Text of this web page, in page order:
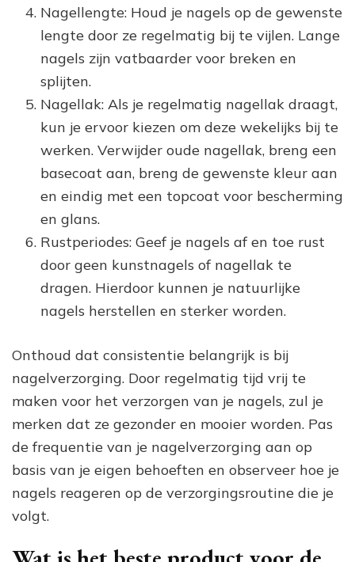
Nagellengte: Houd je nagels op de gewenste
lengte door ze regelmatig bij te vijlen. Lange
nagels zijn vatbaarder voor breken en
splijten.
Nagellak: Als je regelmatig nagellak draagt,
kun je ervoor kiezen om deze wekelijks bij te
werken. Verwijder oude nagellak, breng een
basecoat aan, breng de gewenste kleur aan
en eindig met een topcoat voor bescherming
en glans.
Rustperiodes: Geef je nagels af en toe rust
door geen kunstnagels of nagellak te
dragen. Hierdoor kunnen je natuurlijke
nagels herstellen en sterker worden.
Onthoud dat consistentie belangrijk is bij
nagelverzorging. Door regelmatig tijd vrij te
maken voor het verzorgen van je nagels, zul je
merken dat ze gezonder en mooier worden. Pas
de frequentie van je nagelverzorging aan op
basis van je eigen behoeften en observeer hoe je
nagels reageren op de verzorgingsroutine die je
volgt.